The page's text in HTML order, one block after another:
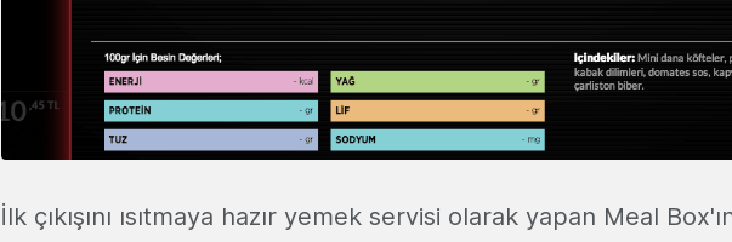
İlk çıkışını ısıtmaya hazır yemek servisi olarak yapan Meal